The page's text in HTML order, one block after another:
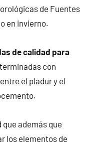
de Fuentes
en invierno.
de calidad para
con
el pladur y el
además que
los elementos de